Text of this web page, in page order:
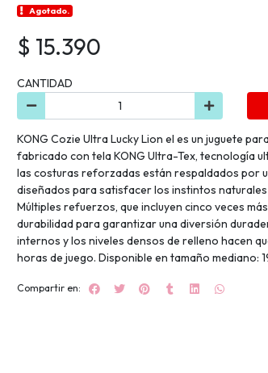
Agotado.
$ 15.390
CANTIDAD
KONG Cozie Ultra Lucky Lion el es un juguete
fabricado con tela KONG Ultra-Tex, tecnología
las costuras reforzadas están respaldados por
diseñados para satisfacer los instintos
Múltiples refuerzos, que incluyen cinco veces
durabilidad para garantizar una diversión
internos y los niveles densos de relleno hacen
horas de juego. Disponible en tamaño mediano:
Compartir en: